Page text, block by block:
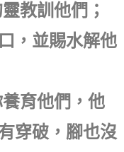
教訓他們；
，並賜水解他
育他們，他
穿破，腳也沒